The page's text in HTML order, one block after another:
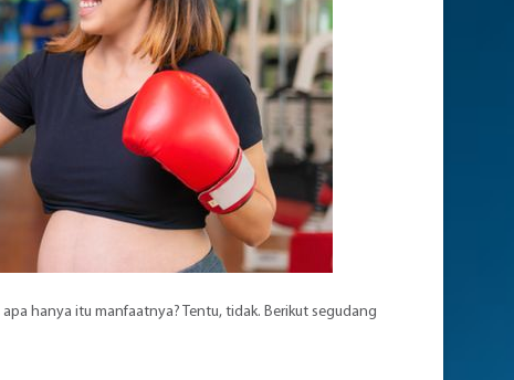
hanya itu manfaatnya? Tentu, tidak. Berikut segudang